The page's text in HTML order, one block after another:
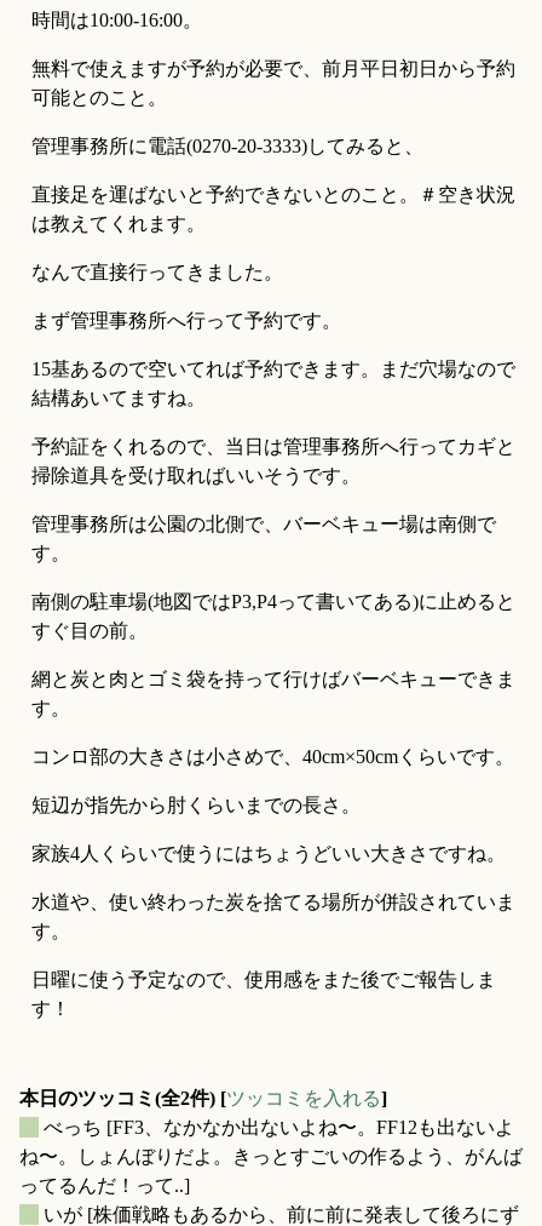
時間は10:00-16:00。
無料で使えますが予約が必要で、前月平日初日から予約
可能とのこと。
管理事務所に電話(0270-20-3333)してみると、
直接足を運ばないと予約できないとのこと。＃空き状況
は教えてくれます。
なんで直接行ってきました。
まず管理事務所へ行って予約です。
15基あるので空いてれば予約できます。まだ穴場なので
結構あいてますね。
予約証をくれるので、当日は管理事務所へ行ってカギと
掃除道具を受け取ればいいそうです。
管理事務所は公園の北側で、バーベキュー場は南側で
す。
南側の駐車場(地図ではP3,P4って書いてある)に止めると
すぐ目の前。
網と炭と肉とゴミ袋を持って行けばバーベキューできま
す。
コンロ部の大きさは小さめで、40cm×50cmくらいです。
短辺が指先から肘くらいまでの長さ。
家族4人くらいで使うにはちょうどいい大きさですね。
水道や、使い終わった炭を捨てる場所が併設されていま
す。
日曜に使う予定なので、使用感をまた後でご報告しま
す！
本日のツッコミ(全2件) [ツッコミを入れる]
べっち [FF3、なかなか出ないよね〜。FF12も出ないよ
ね〜。しょんぼりだよ。きっとすごいの作るよう、がんば
ってるんだ！って..]
いが [株価戦略もあるから、前に前に発表して後ろにず